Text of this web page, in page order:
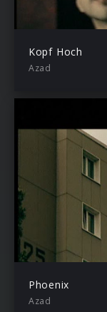
Kopf Hoch
Azad
Phoenix
Azad